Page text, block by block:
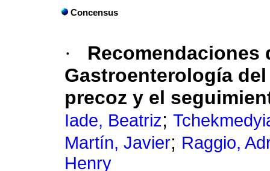
Concensus
·
Recomendaciones
Gastroenterología
precoz y el
Iade, Beatriz;
Martín, Javier; Raggio,
Henry